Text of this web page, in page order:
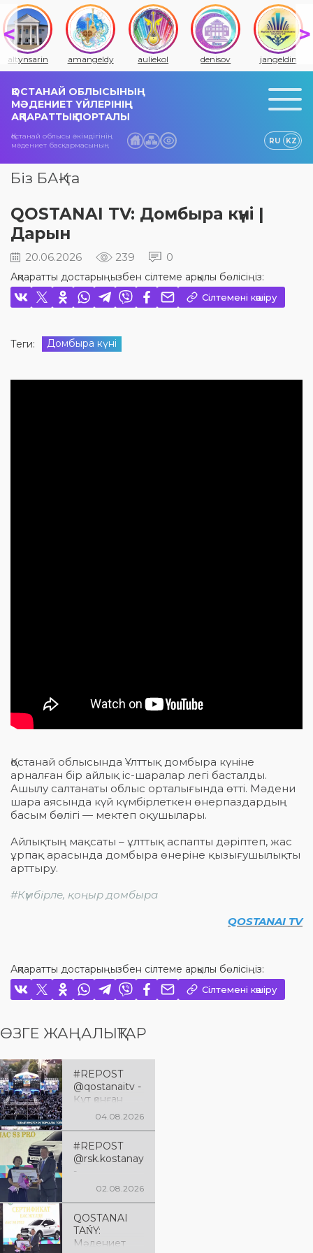
altynsarin amangeldy auliekol denisov jangeldin
ҚОСТАНАЙ ОБЛЫСЫНЫҢ
МӘДЕНИЕТ ҮЙЛЕРІНІҢ
АҚПАРАТТЫҚ ПОРТАЛЫ
Қостанай облысы әкімдігінің
мәдениет басқармасының
RU KZ
Біз БАҚ-та
QOSTANAI TV: Домбыра күні |
Дарын
20.06.2026 239 0
Ақпаратты достарыңызбен сілтеме арқылы бөлісіңіз:
Сілтемені көшіру
Теги: Домбыра күні
Қостанай облысында Ұлттық домбыра күніне
арналған бір айлық іс-шаралар легі басталды.
Ашылу салтанаты облыс орталығында өтті. Мәдени
шара аясында күй күмбірлеткен өнерпаздардың
басым бөлігі — мектеп оқушылары.
Айлықтың мақсаты – ұлттық аспапты дәріптеп, жас
ұрпақ арасында домбыра өнеріне қызығушылықты
арттыру.
#Күмбірле, қоңыр домбыра
QOSTANAI TV
Ақпаратты достарыңызбен сілтеме арқылы бөлісіңіз:
Сілтемені көшіру
ӨЗГЕ ЖАҢАЛЫҚТАР
#REPOST
@qostanaitv -
Құт қонған
Қостанай
04.08.2026
#REPOST
@rsk.kostanay
-
@qumaraqsaq
аймағымызды
ң
тұрғындары!
02.08.2026
QOSTANAI
TAŃY:
Мәдениет